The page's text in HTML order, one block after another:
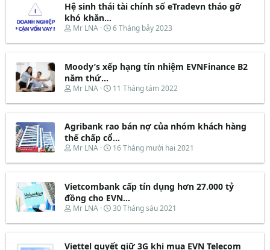
a
d
s
a
t
e
r
b
t
ầ
Hệ sinh thái tài chính số eTradevn tháo gỡ
khó khăn...
T
r
a
d
s
a
t
e
r
Mr LNA
N
à
b
t
ầ
6 Tháng bảy 2023
Moody’s xếp hạng tín nhiệm EVNFinance B2
năm thứ...
T
r
a
d
s
a
t
e
r
Mr LNA
N
à
b
ắ
t
ầ
11 Tháng tám 2022
Agribank rao bán nợ của nhóm khách hàng
thế chấp cổ...
T
r
a
d
s
a
t
Mr LNA
N
à
b
ắ
t
ầ
16 Tháng mười hai 2021
Vietcombank cấp tín dụng hơn 27.000 tỷ
đồng cho EVN...
T
r
a
Mr LNA
N
à
b
30 Tháng sáu 2021
Viettel quyết giữ 3G khi mua EVN Telecom